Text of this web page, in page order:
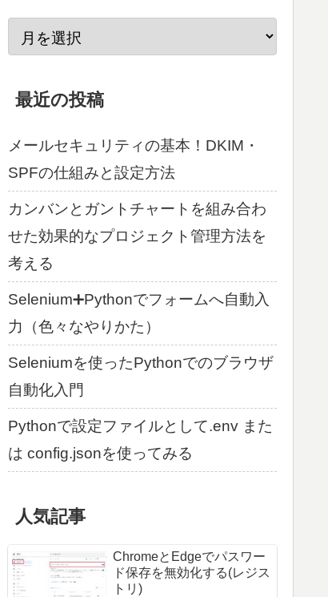
最近の投稿
メールセキュリティの基本！DKIM・
SPFの仕組みと設定方法
カンバンとガントチャートを組み合わ
せた効果的なプロジェクト管理方法を
考える
Selenium➕Pythonでフォームへ自動入
力（色々なやりかた）
Seleniumを使ったPythonでのブラウザ
自動化入門
Pythonで設定ファイルとして.env また
は config.jsonを使ってみる
人気記事
ChromeとEdgeでパスワー
ド保存を無効化する(レジス
トリ)